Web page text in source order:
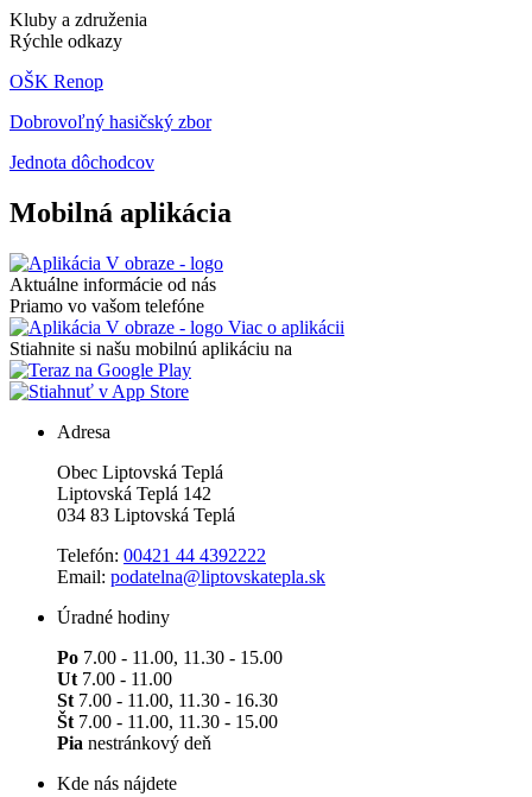
Kluby a združenia
Rýchle odkazy
OŠK Renop
Dobrovoľný hasičský zbor
Jednota dôchodcov
Mobilná aplikácia
Aktuálne informácie od nás
Priamo vo vašom telefóne
Viac o aplikácii
Stiahnite si našu mobilnú aplikáciu na
Adresa
Obec Liptovská Teplá
Liptovská Teplá 142
034 83 Liptovská Teplá
Telefón: 00421 44 4392222
Email: podatelna@liptovskatepla.sk
Úradné hodiny
Po 7.00 - 11.00, 11.30 - 15.00
Ut 7.00 - 11.00
St 7.00 - 11.00, 11.30 - 16.30
Št 7.00 - 11.00, 11.30 - 15.00
Pia nestránkový deň
Kde nás nájdete